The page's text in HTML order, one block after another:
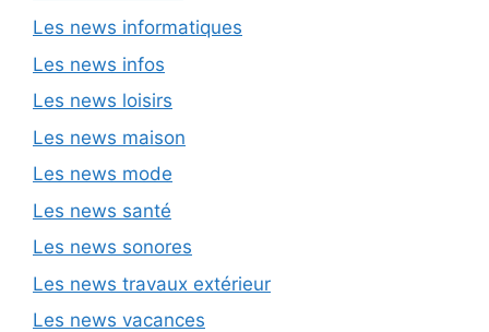
Les news informatiques
Les news infos
Les news loisirs
Les news maison
Les news mode
Les news santé
Les news sonores
Les news travaux extérieur
Les news vacances